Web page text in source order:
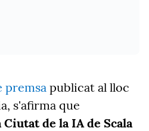
premsa publicat al lloc
s'afirma que
Ciutat de la IA de Scala